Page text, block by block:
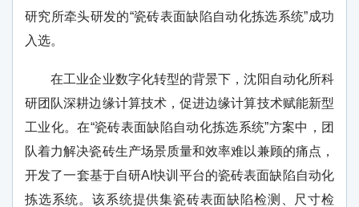
研究所牵头研发的“瓷砖表面缺陷自动化拣选系统”成功
入选。
在工业企业数字化转型的背景下，沈阳自动化所科
研团队深耕边缘计算技术，促进边缘计算技术赋能新型
工业化。在“瓷砖表面缺陷自动化拣选系统”方案中，团
队着力解决瓷砖生产场景质量和效率难以兼顾的痛点，
开发了一套基于自研AI快训平台的瓷砖表面缺陷自动化
拣选系统。该系统提供集瓷砖表面缺陷检测、尺寸检